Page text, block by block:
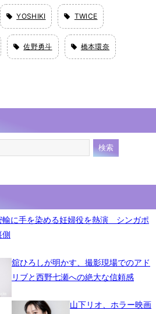
YOSHIKI TWICE
佐野勇斗 橋本環奈
輸に手を染める妊婦役を熱演 シンガポ
側
舘ひろしが明かす、撮影現場でのアド
リブと西野七瀬への絶大な信頼感
山下リオ、ホラー映画